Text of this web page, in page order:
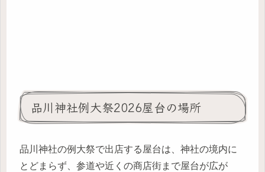
品川神社例大祭2026屋台の場所
品川神社の例大祭で出店する屋台は、神社の境内に
とどまらず、参道や近くの商店街まで屋台が広が